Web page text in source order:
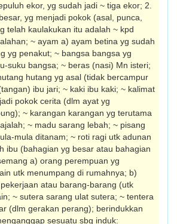
ekor, yg sudah jadi ~ tiga ekor; 2.
yg menjadi pokok (asal, punca,
telah kaulakukan itu adalah ~ kpd
~ ayam a) ayam betina yg sudah
yg penakut; ~ bangsa bangsa yg
suku bangsa; ~ beras (nasi) Mn isteri;
hutang yg asal (tidak bercampur
ibu jari; ~ kaki ibu kaki; ~ kalimat
pokok cerita (dlm ayat yg
~ karangan karangan yg terutama
~ madu sarang lebah; ~ pisang
mula ditanam; ~ roti ragi utk adunan
ibu (bahagian yg besar atau bahagian
a) orang perempuan yg
utk menumpang di rumahnya; b)
atau barang-barang (utk
~ sutera sarang ulat sutera; ~ tentera
(dlm gerakan perang); berindukkan
sesuatu sbg induk: